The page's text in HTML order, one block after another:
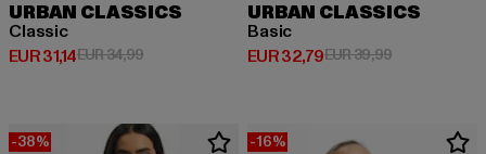
URBAN CLASSICS
Classic
EUR 31,14
Derzeitiger Preis: EUR 31,14
EUR 34,99Aktionspreis: EUR 34,99
URBAN CLASSICS
Basic
EUR 32,79
Derzeitiger Preis: EUR 32,79
EUR 39,99Aktionspreis:
-38% -16%